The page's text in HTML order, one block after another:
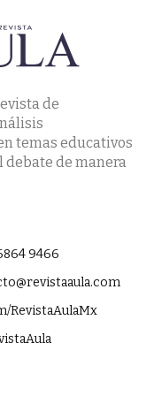
de
temas educativos
debate de manera
9466
RevistaAulaMx